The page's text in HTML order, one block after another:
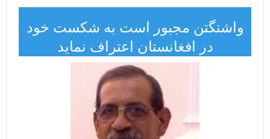
واشنگتن مجبور است به شکست خود
در افغانستان اعتراف نماید